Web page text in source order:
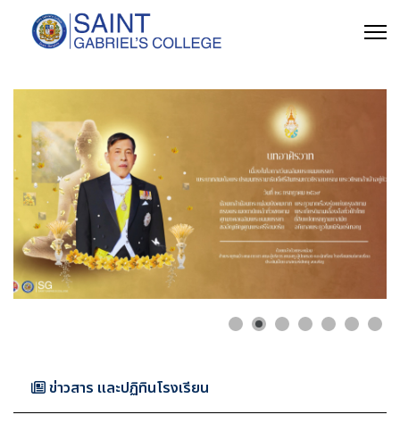
ข่าวสาร และปฏิทินโรงเรียน